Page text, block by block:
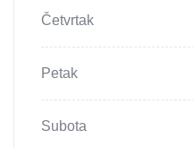
Četvrtak
Petak
Subota